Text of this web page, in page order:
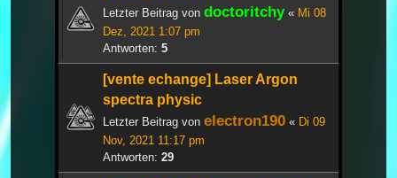
Letzter Beitrag von doctoritchy« Mi 08
Dez, 2021 1:07 pm
Antworten: 5
[vente echange] Laser Argon
spectra physic
Letzter Beitrag von electron190 « Di 09
Nov, 2021 11:17 pm
Antworten: 29